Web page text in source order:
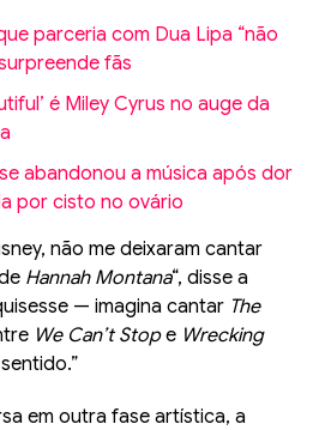
parceria com Dua Lipa “não
fãs
é Miley Cyrus no auge da
abandonou a música após dor
por cisto no ovário
não me deixaram cantar
Hannah Montana“, disse a
— imagina cantar The
We Can’t Stope Wrecking
em outra fase artística, a